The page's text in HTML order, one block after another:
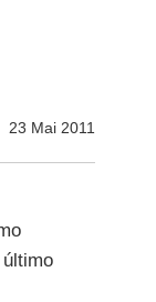
23 Mai 2011